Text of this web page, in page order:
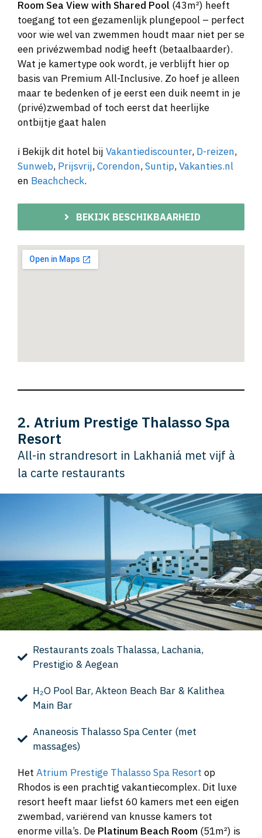
Room Sea View with Shared Pool (43m²) heeft
toegang tot een gezamenlijk plungepool – perfect
voor wie wel van zwemmen houdt maar niet per se
een privézwembad nodig heeft (betaalbaarder).
Wat je kamertype ook wordt, je verblijft hier op
basis van Premium All-Inclusive. Zo hoef je alleen
maar te bedenken of je eerst een duik neemt in je
(privé)zwembad of toch eerst dat heerlijke
ontbijtje gaat halen
ℹ️ Bekijk dit hotel bij Vakantiediscounter, D-reizen,
Sunweb, Prijsvrij,Corendon,Suntip,Vakanties.nl
en Beachcheck.
BEKIJK BESCHIKBAARHEID
2. Atrium Prestige Thalasso Spa
Resort
All-in strandresort in Lakhaniá met vijf à
la carte restaurants
Restaurants zoals Thalassa, Lachania,
Prestigio & Aegean
H₂O Pool Bar, Akteon Beach Bar & Kalithea
Main Bar
Ananeosis Thalasso Spa Center (met
massages)
Het Atrium Prestige Thalasso Spa Resort op
Rhodos is een prachtig vakantiecomplex. Dit luxe
resort heeft maar liefst 60 kamers met een eigen
zwembad, variërend van knusse kamers tot
enorme villa’s. De Platinum Beach Room (51m²) is